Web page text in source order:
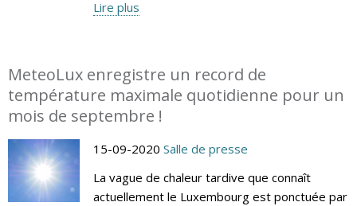
Lire plus
MeteoLux enregistre un record de
température maximale quotidienne pour un
mois de septembre !
15-09-2020 Salle de presse
La vague de chaleur tardive que connaît
actuellement le Luxembourg est ponctuée par